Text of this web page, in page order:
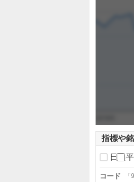
指標や
日経
コード 「